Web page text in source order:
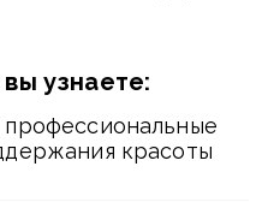
узнаете:
красоты